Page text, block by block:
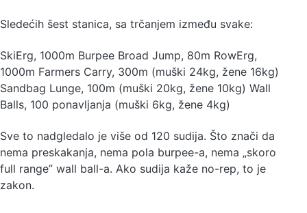
Sledećih šest stanica, sa trčanjem između svake:
SkiErg, 1000m Burpee Broad Jump, 80m RowErg,
1000m Farmers Carry, 300m (muški 24kg, žene 16kg)
Sandbag Lunge, 100m (muški 20kg, žene 10kg) Wall
Balls, 100 ponavljanja (muški 6kg, žene 4kg)
Sve to nadgledalo je više od 120 sudija. Što znači da
nema preskakanja, nema pola burpee-a, nema „skoro
full range” wall ball-a. Ako sudija kaže no-rep, to je
zakon.